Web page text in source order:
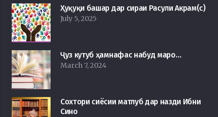
Ҳуқуқи башар дар сираи Расули Акрам(с)
July 5, 2025
Ҷуз кутуб ҳамнафас набуд маро…
March 7, 2024
Сохтори сиёсии матлуб дар назди Ибни
Сино